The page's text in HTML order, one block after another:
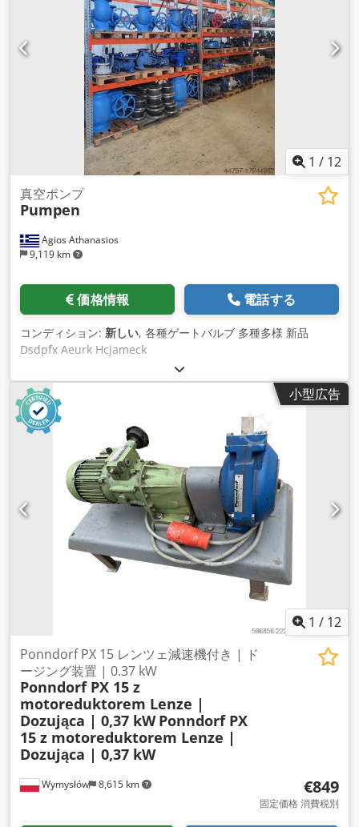
1 / 12
Agios Athanasios
9,119 km
真空ポンプ
Pumpen
価格情報 電話する
コンディション: 新しい, 各種ゲートバルブ 多種多様 新品
Dsdpfx Aeurk Hcjameck
小型広告
1 / 12
Wymysłów 8,615 km
Ponndorf PX 15 レンツェ減速機付き | ド
ージング装置 | 0.37 kW
Ponndorf PX 15 z
motoreduktorem Lenze |
Dozująca | 0,37 kW Ponndorf PX
15 z motoreduktorem Lenze |
Dozująca | 0,37 kW
€849
固定価格 消費税別